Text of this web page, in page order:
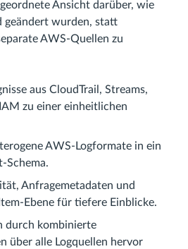
Ansicht darüber, wie
geändert wurden, statt
AWS-Quellen zu
aus CloudTrail, Streams,
zu einer einheitlichen
AWS-Logformate in ein
Schema.
Anfragemetadaten und
Ebene für tiefere Einblicke.
durch kombinierte
über alle Logquellen hervor